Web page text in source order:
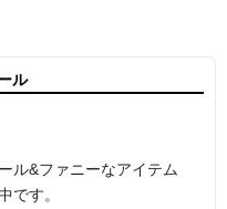
ル
ル&ファニーなアイテム
です。